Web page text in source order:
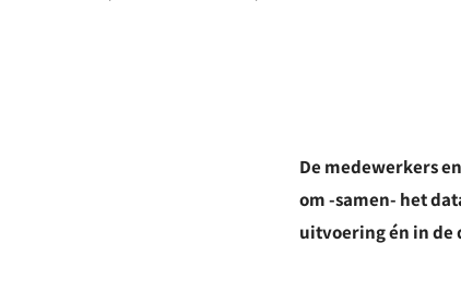
De medewerkers
om -samen- het
uitvoering én in de